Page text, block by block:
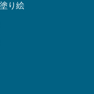
り絵